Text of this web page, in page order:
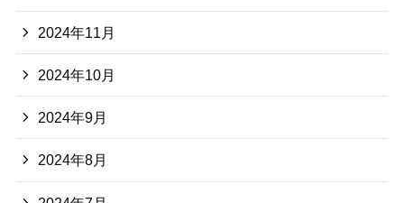
2024年11月
2024年10月
2024年9月
2024年8月